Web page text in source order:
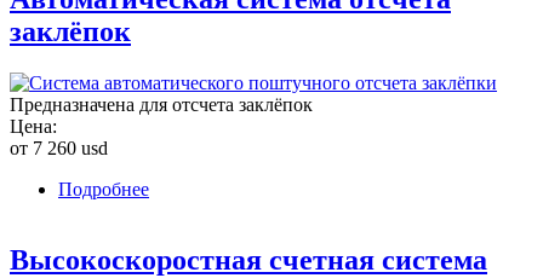
заклёпок
Предназначена для отсчета заклёпок
Цена:
от 7 260 usd
Подробнее
Высокоскоростная счетная система